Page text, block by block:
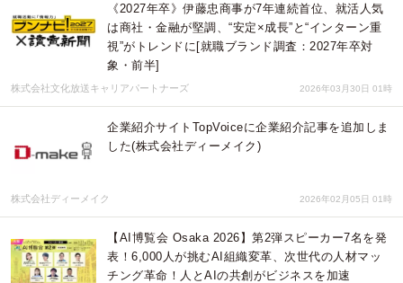
《2027年卒》伊藤忠商事が7年連続首位、就活人気
は商社・金融が堅調、“安定×成長”と“インターン重
視”がトレンドに[就職ブランド調査：2027年卒対
象・前半]
株式会社文化放送キャリアパートナーズ 2026年03月30日 01時
企業紹介サイトTopVoiceに企業紹介記事を追加しま
した(株式会社ディーメイク)
株式会社ディーメイク 2026年02月05日 01時
【AI博覧会 Osaka 2026】第2弾スピーカー7名を発
表！6,000人が挑むAI組織変革、次世代の人材マッ
チング革命！人とAIの共創がビジネスを加速